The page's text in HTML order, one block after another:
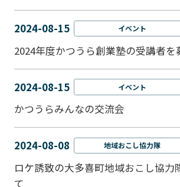
2024-08-15 イベント
2024年度かつうら創業塾の受講者を
2024-08-15 イベント
かつうらみんなの交流会
2024-08-08 地域おこし協力隊
ロケ誘致の大多喜町地域おこし協力
て